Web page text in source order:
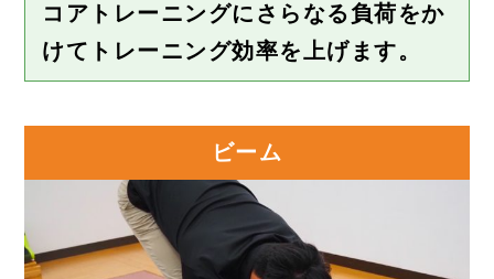
コアトレーニングにさらなる負荷をか
けてトレーニング効率を上げます。
ビーム